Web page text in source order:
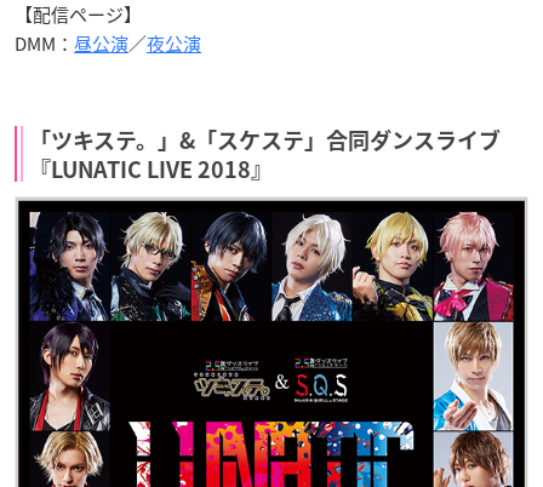
【配信ページ】
DMM： 昼公演／夜公演
「ツキステ。」&「スケステ」合同ダンスライブ
『LUNATIC LIVE 2018』